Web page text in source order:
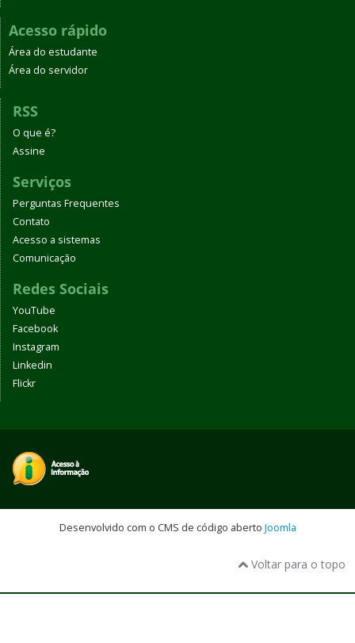
Acesso rápido
Área do estudante
Área do servidor
RSS
O que é?
Assine
Serviços
Perguntas Frequentes
Contato
Acesso a sistemas
Comunicação
Redes Sociais
YouTube
Facebook
Instagram
Linkedin
Flickr
Desenvolvido com o CMS de código aberto Joomla
Voltar para o topo